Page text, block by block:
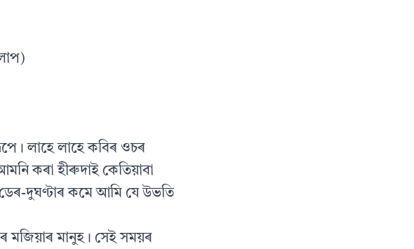
লাহে লাহে কবিৰ ওচৰ
কৰা হীৰুদাই কেতিয়াবা
দুঘণ্টাৰ কমে আমি যে উভতি
মজিয়াৰ মানুহ। সেই সময়ৰ